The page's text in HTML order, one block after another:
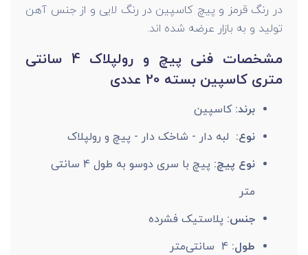
در رنگ قرمز و پیچ کاسپین در رنگ لایی و از جنس آهن
تولید و به بازار عرضه شده اند.
مشخصات فنی پیچ و رولپلاک 4 سانتی
متری کاسپین بسته 20 عددی
برند: کاسپین
نوع: لبه دار - شاخک دار - پیچ و رولپلاک
نوع پیچ:
پیچ با سری دوسو به طول 4 سانتی
متر
جنس: پلاستیک فشرده
طول: 4 سانتی‌متر